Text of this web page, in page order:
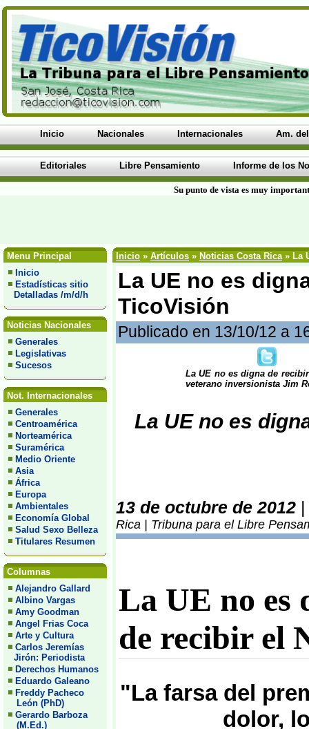
Inicio Nacionales Internacionales Am.
Editoriales Libre Pensamiento Informe de los
Su punto de vista es muy
Menu Principal
Inicio
Estadísticas sitio
Detalladas /m/d/h
Noticias Nacionales
Generales
Legislativas
Sucesos
Not. Internacionales
Generales
Centroamérica
Norteamérica
Suramérica
Medio Oriente
Asia
África
Europa
Ambientales
Economía Global
Salud Sexo Belleza
Titulares Resumen
Columnas
Alejandro Gallard
Albino Vargas
Amy Goodman
Angel Frias Coca
Arte y Cultura
Carlos Jeremías
Jirón: Periodista
Derechos Humanos
Eduardo Galeano
Freddy Pacheco
León (PhD)
Gerardo Barboza
(M.Ed.)
Inicio » Artículos » Noticias Costa Rica» La
La UE no es
TicoVisión
Publicado en 13/10/12 a
La UE no es digna de
veterano inversionista Jim
La UE no es
13 de octubre de 2012
Rica | Tribuna para el Libre
La UE no es
de recibir el
"La farsa del
dolor,